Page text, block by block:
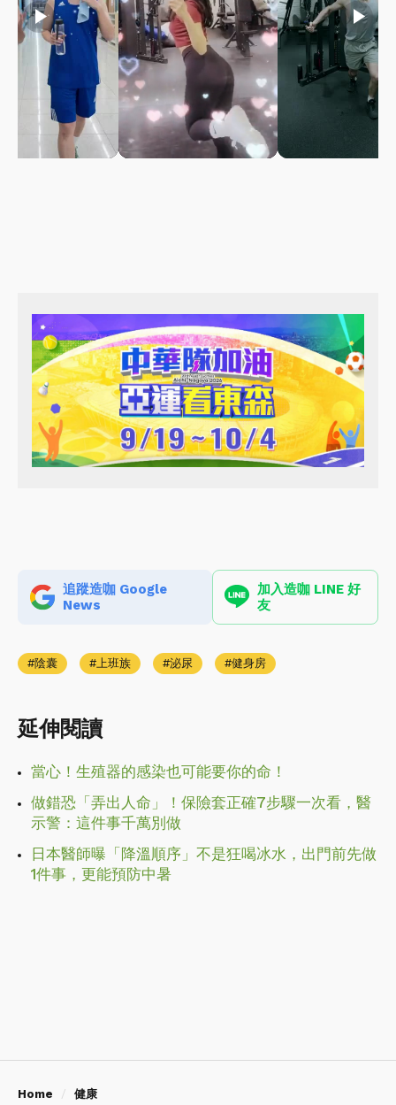
play_arrow play_arrow play_arrow
追蹤造咖 Google
News
加入造咖 LINE 好
友
陰囊 上班族 泌尿 健身房
延伸閱讀
當心！生殖器的感染也可能要你的命！
做錯恐「弄出人命」！保險套正確7步驟一次看，醫
示警：這件事千萬別做
日本醫師曝「降溫順序」不是狂喝冰水，出門前先做
1件事，更能預防中暑
Home 健康